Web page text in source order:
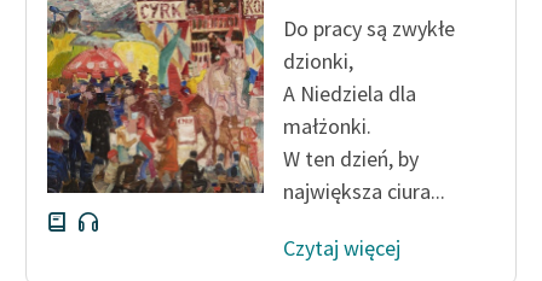
Kolekcje edukacyjne
twórców przechodzących
do domeny publicznej,
lektur szkolnych oraz
Starego Testamentu
Odkurzamy bohaterów
Szkoła Poezji Wolnych
Do pracy są zwykłe
dzionki,
A Niedziela dla
małżonki.
W ten dzień, by
największa ciura...
Czytaj więcej